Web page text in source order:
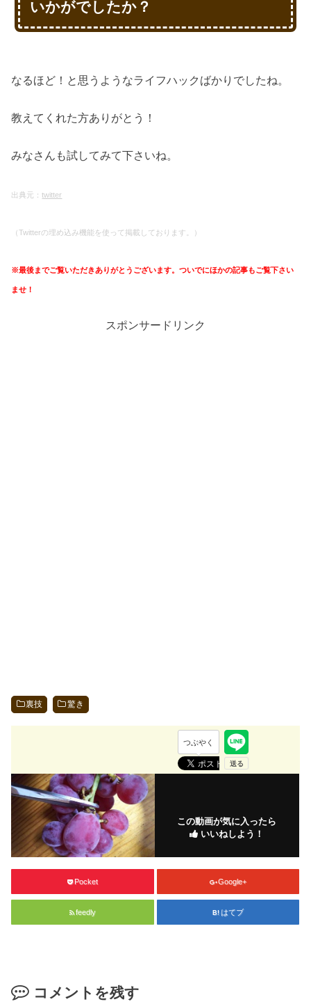
いかがでしたか？
なるほど！と思うようなライフハックばかりでしたね。
教えてくれた方ありがとう！
みなさんも試してみて下さいね。
出典元：twitter
（Twitterの埋め込み機能を使って掲載しております。）
※最後までご覧いただきありがとうございます。ついでにほかの記事もご覧下さい
ませ！
スポンサードリンク
裏技 驚き
つぶやく
この動画が気に入ったら
いいねしよう！
Pocket Google+
feedly はてブ
コメントを残す